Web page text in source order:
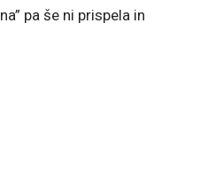
pa še ni prispela in